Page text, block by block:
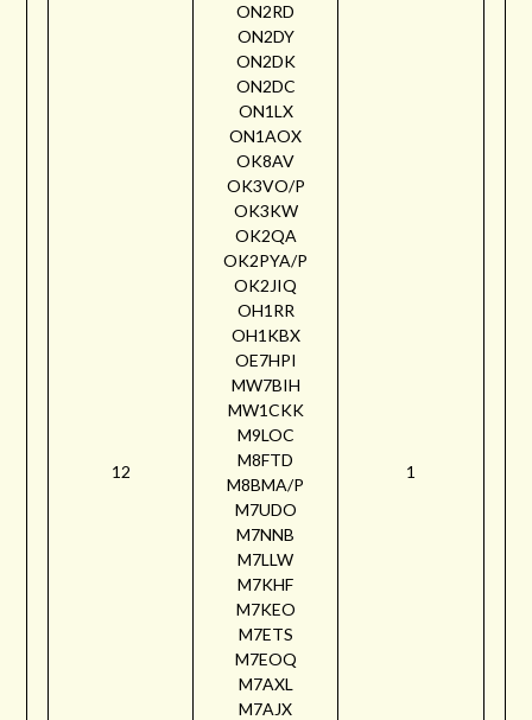
12
ON2RD
ON2DY
ON2DK
ON2DC
ON1LX
ON1AOX
OK8AV
OK3VO/P
OK3KW
OK2QA
OK2PYA/P
OK2JIQ
OH1RR
OH1KBX
OE7HPI
MW7BIH
MW1CKK
M9LOC
M8FTD
M8BMA/P
M7UDO
M7NNB
M7LLW
M7KHF
M7KEO
M7ETS
M7EOQ
M7AXL
M7AJX
1